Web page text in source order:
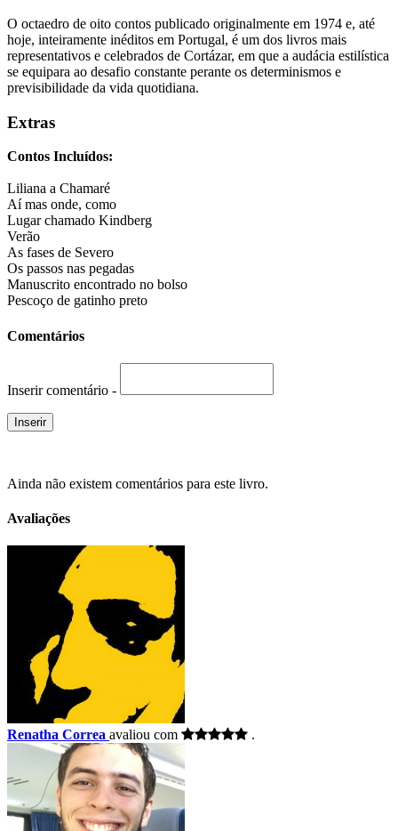
O octaedro de oito contos publicado originalmente em 1974 e, até
hoje, inteiramente inéditos em Portugal, é um dos livros mais
representativos e celebrados de Cortázar, em que a audácia estilística
se equipara ao desafio constante perante os determinismos e
previsibilidade da vida quotidiana.
Extras
Contos Incluídos:
Liliana a Chamaré
Aí mas onde, como
Lugar chamado Kindberg
Verão
As fases de Severo
Os passos nas pegadas
Manuscrito encontrado no bolso
Pescoço de gatinho preto
Comentários
Inserir comentário -
Ainda não existem comentários para este livro.
Avaliações
Renatha Correa avaliou com .